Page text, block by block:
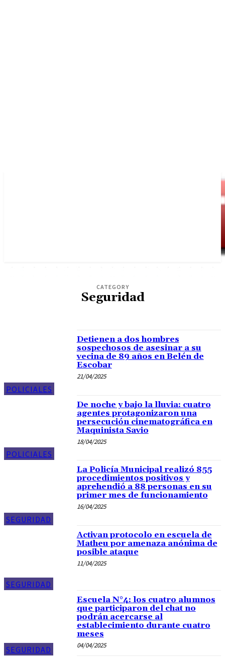
CATEGORY
Seguridad
POLICIALES
Detienen a dos hombres
sospechosos de asesinar a su
vecina de 89 años en Belén de
Escobar
21/04/2025
POLICIALES
De noche y bajo la lluvia: cuatro
agentes protagonizaron una
persecución cinematográfica en
Maquinista Savio
18/04/2025
SEGURIDAD
La Policía Municipal realizó 855
procedimientos positivos y
aprehendió a 88 personas en su
primer mes de funcionamiento
16/04/2025
SEGURIDAD
Activan protocolo en escuela de
Matheu por amenaza anónima de
posible ataque
11/04/2025
SEGURIDAD
Escuela N°4: los cuatro alumnos
que participaron del chat no
podrán acercarse al
establecimiento durante cuatro
meses
04/04/2025